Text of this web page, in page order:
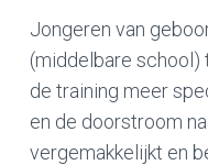
Jongeren van
(middelbare school)
de training meer
en de doorstroom
vergemakkelijkt en